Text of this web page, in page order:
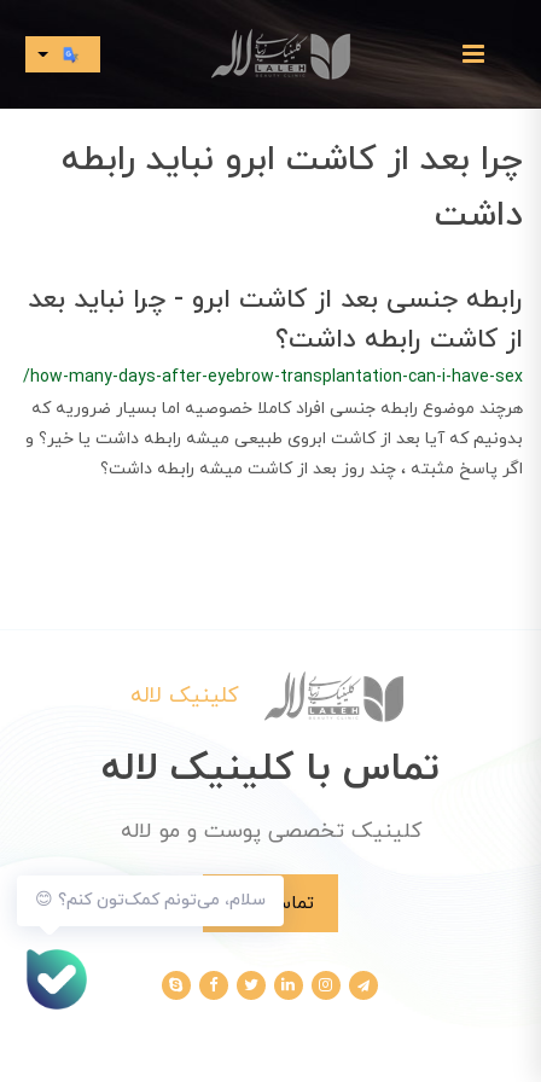
چرا بعد از کاشت ابرو نباید رابطه
داشت
رابطه جنسی بعد از کاشت ابرو - چرا نباید بعد
از کاشت رابطه داشت؟
/how-many-days-after-eyebrow-transplantation-can-i-have-sex
هرچند موضوع رابطه جنسی افراد کاملا خصوصیه اما بسیار ضروریه که
بدونیم که آیا بعد از کاشت ابروی طبیعی میشه رابطه داشت یا خیر؟ و
اگر پاسخ مثبته ، چند روز بعد از کاشت میشه رابطه داشت؟
سلام، می‌تونم کمک‌تون کنم؟ 😊
کلینیک لاله
تماس با کلینیک لاله
کلینیک تخصصی پوست و مو لاله
تماس با ما